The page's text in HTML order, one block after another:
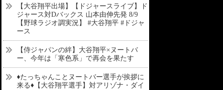
【大谷翔平出場】【ドジャースライブ】ド
ジャース対Dバックス 山本由伸先発 8/9
【野球ラジオ調実況】 #大谷翔平 #ドジャ
ース
【侍ジャパンの絆】大谷翔平×ヌートバ
ー、今年は「寒色系」で再会を果たす
♦たっちゃんことヌートバー選手が挨拶に
来る♦【大谷翔平選手】対アリゾナ・ダイ